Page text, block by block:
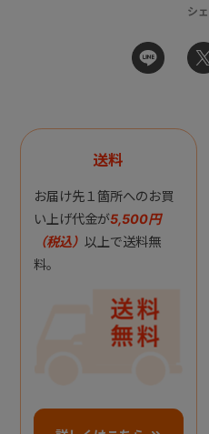
シ
送料
お届け先１箇所へのお買
い上げ代金が5,500円
（税込） 以上で送料無
料。